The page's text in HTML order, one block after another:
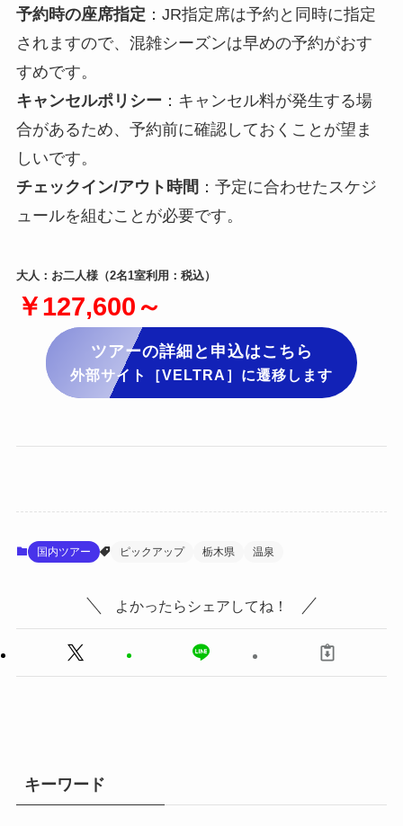
予約時の座席指定 ：JR指定席は予約と同時に指定
されますので、混雑シーズンは早めの予約がおす
すめです。
キャンセルポリシー ：キャンセル料が発生する場
合があるため、予約前に確認しておくことが望ま
しいです。
チェックイン/アウト時間 ：予定に合わせたスケジ
ュールを組むことが必要です。
大人：お二人様（2名1室利用：税込）
￥127,600～
ツアーの詳細と申込はこちら
外部サイト［VELTRA］に遷移します
国内ツアー ピックアップ 栃木県 温泉
よかったらシェアしてね！
キーワード